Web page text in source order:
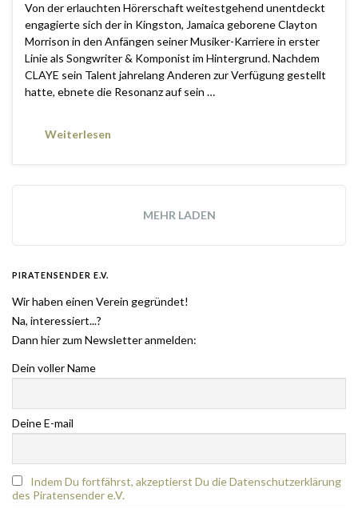
Von der erlauchten Hörerschaft weitestgehend unentdeckt
engagierte sich der in Kingston, Jamaica geborene Clayton
Morrison in den Anfängen seiner Musiker-Karriere in erster
Linie als Songwriter & Komponist im Hintergrund. Nachdem
CLAYE sein Talent jahrelang Anderen zur Verfügung gestellt
hatte, ebnete die Resonanz auf sein …
Weiterlesen
MEHR LADEN
PIRATENSENDER E.V.
Wir haben einen Verein gegründet!
Na, interessiert...?
Dann hier zum Newsletter anmelden:
Dein voller Name
Deine E-mail
Indem Du fortfährst, akzeptierst Du die Datenschutzerklärung
des Piratensender e.V.